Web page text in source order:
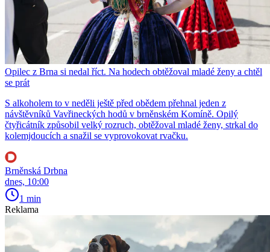
Opilec z Brna si nedal říct. Na hodech obtěžoval mladé ženy a chtěl
se prát
S alkoholem to v neděli ještě před obědem přehnal jeden z
návštěvníků Vavřineckých hodů v brněnském Komíně. Opilý
čtyřicátník způsobil velký rozruch, obtěžoval mladé ženy, strkal do
kolemjdoucích a snažil se vyprovokovat rvačku.
Brněnská Drbna
dnes, 10:00
1 min
Reklama